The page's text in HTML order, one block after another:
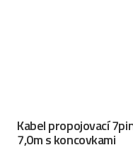
Kabel propojovací
7,0m s koncovkami